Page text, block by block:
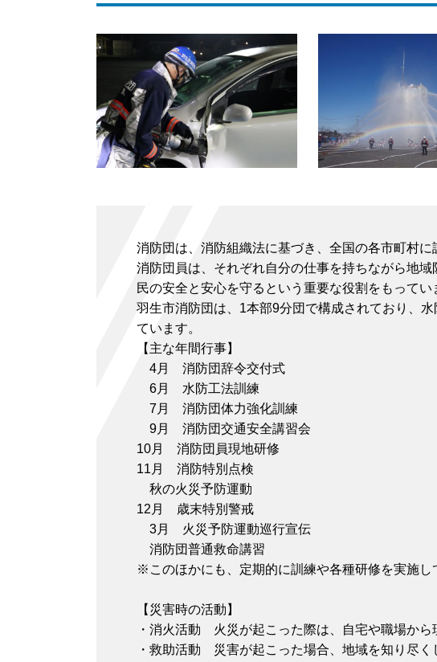
消防団は、消防組織法に基づき、全国の各市町村に
消防団員は、それぞれ自分の仕事を持ちながら地
民の安全と安心を守るという重要な役割をもってい
羽生市消防団は、1本部9分団で構成されており、
ています。
【主な年間行事】
4月 消防団辞令交付式
6月 水防工法訓練
7月 消防団体力強化訓練
9月 消防団交通安全講習会
10月 消防団員現地研修
11月 消防特別点検
秋の火災予防運動
12月 歳末特別警戒
3月 火災予防運動巡行宣伝
消防団普通救命講習
※このほかにも、定期的に訓練や各種研修を実施し
【災害時の活動】
・消火活動 火災が起こった際は、自宅や職場から
・救助活動 災害が起こった場合、地域を知り尽く